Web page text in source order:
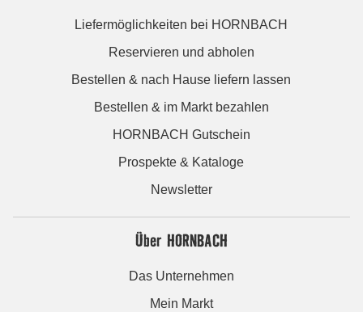
Liefermöglichkeiten bei HORNBACH
Reservieren und abholen
Bestellen & nach Hause liefern lassen
Bestellen & im Markt bezahlen
HORNBACH Gutschein
Prospekte & Kataloge
Newsletter
Über HORNBACH
Das Unternehmen
Mein Markt